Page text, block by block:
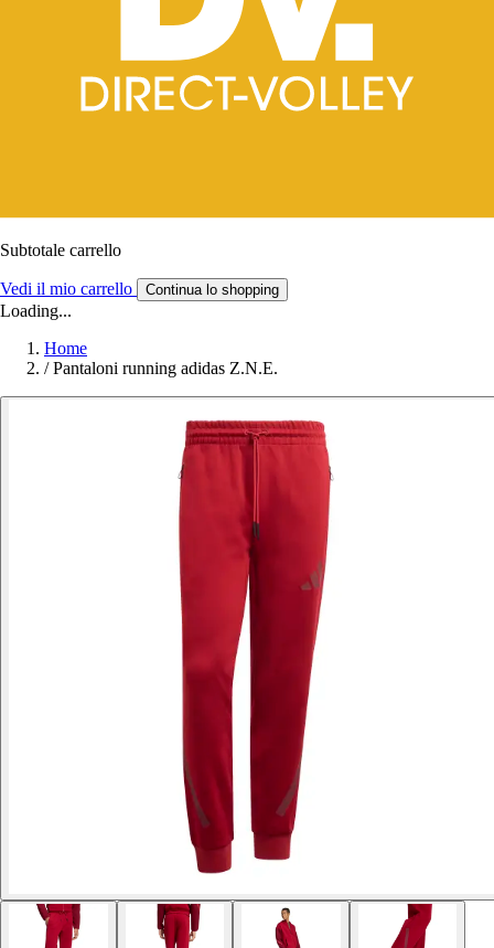
Subtotale carrello
Vedi il mio carrello Continua lo shopping
Loading...
Home
/ Pantaloni running adidas Z.N.E.